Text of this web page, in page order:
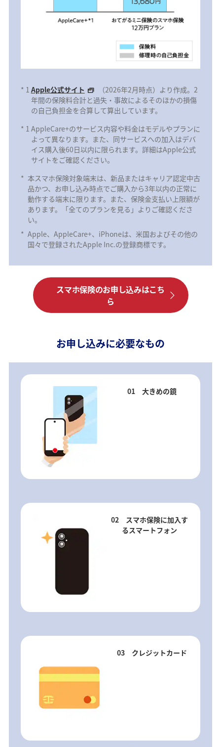
* 1 Apple公式サイト
（2026年2月時点）より作成。2
年間の保険料合計と過失・事故によるそのほかの損傷
の自己負担金を合算して算出しています。
* 1 AppleCare+のサービス内容や料金はモデルやプランに
よって異なります。また、同サービスへの加入はデバ
イス購入後60日以内に限られます。詳細はApple公式
サイトをご確認ください。
* 本スマホ保険対象端末は、新品またはキャリア認定中古
品かつ、お申し込み時点でご購入から3年以内の正常に
動作する端末に限ります。また、保険金支払い上限額が
あります。「全てのプランを見る」よりご確認くださ
い。
* Apple、AppleCare+、iPhoneは、米国およびその他の
国々で登録されたApple Inc.の登録商標です。
スマホ保険のお申し込みはこち
ら
お申し込みに必要なもの
01 大きめの鏡
02 スマホ保険に加入す
るスマートフォン
03 クレジットカード